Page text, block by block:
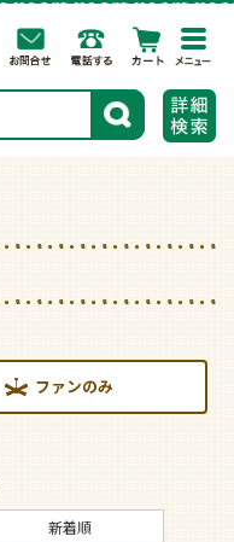
検索
ファンのみ
新着順